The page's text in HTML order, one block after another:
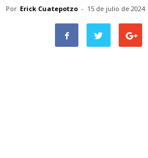
Por Erick Cuatepotzo - 15 de julio de 2024